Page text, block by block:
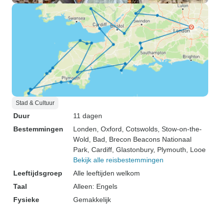
Stad & Cultuur
Duur
11 dagen
Bestemmingen
Londen , Oxford , Cotswolds , Stow-on-the-
Wold , Bad , Brecon Beacons Nationaal
Park , Cardiff , Glastonbury, Plymouth , Looe
Bekijk alle reisbestemmingen
Leeftijdsgroep
Alle leeftijden welkom
Taal
Alleen: Engels
Fysieke
Gemakkelijk